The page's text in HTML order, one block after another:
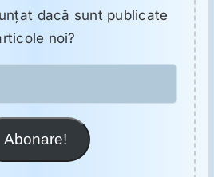
dacă sunt publicate
noi?
Abonare!